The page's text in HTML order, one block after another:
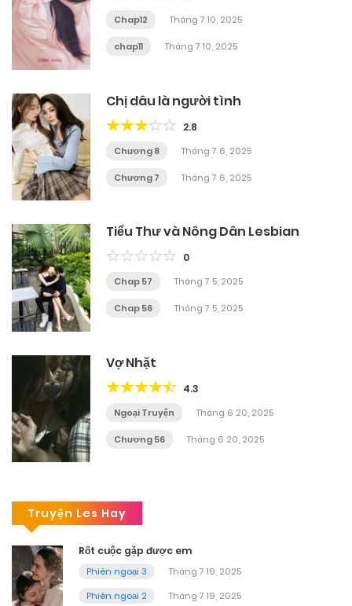
Chap12 Tháng 7 10, 2025
chap11 Tháng 7 10, 2025
Chị dâu là người tình
2.8
Chương 8 Tháng 7 6, 2025
Chương 7 Tháng 7 6, 2025
Tiểu Thư và Nông Dân Lesbian
0
Chap 57 Tháng 7 5, 2025
Chap 56 Tháng 7 5, 2025
Vợ Nhặt
4.3
Ngoại Truyện Tháng 6 20, 2025
Chương 56 Tháng 6 20, 2025
Truyện Les Hay
Rốt cuộc gặp được em
Phiên ngoại 3
Tháng 7 19, 2025
Phiên ngoại 2
Tháng 7 19, 2025